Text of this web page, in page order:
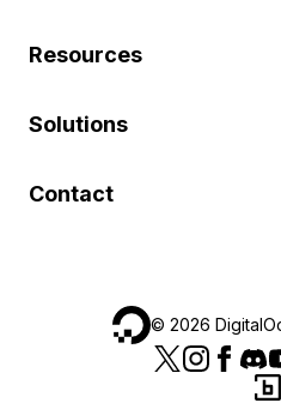
Resources
Solutions
Contact
© 2026